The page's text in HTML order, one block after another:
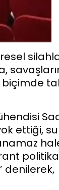
biçimde
ettiği, su
denilerek,